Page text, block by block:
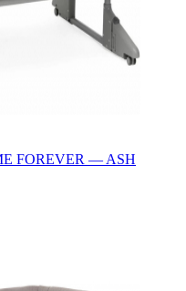
FOREVER — ASH